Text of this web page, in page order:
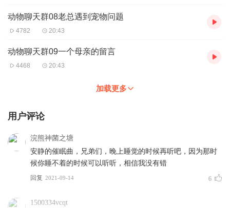
动物聊天群08老总遇到宠物问题
4782 20:43
动物聊天群09一个母亲的留言
4468 20:43
加载更多
用户评论
浣熊神菌之塘
安静的催眠曲，兄弟们，晚上睡觉的时候再听吧，因为那时
候你睡不着的时候可以听听，相信我没有错
回复 2021-09-14 6
1500334vcqt